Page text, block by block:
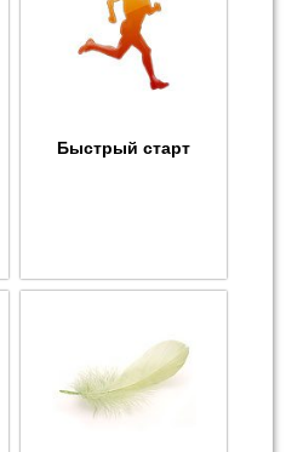
Быстрый старт